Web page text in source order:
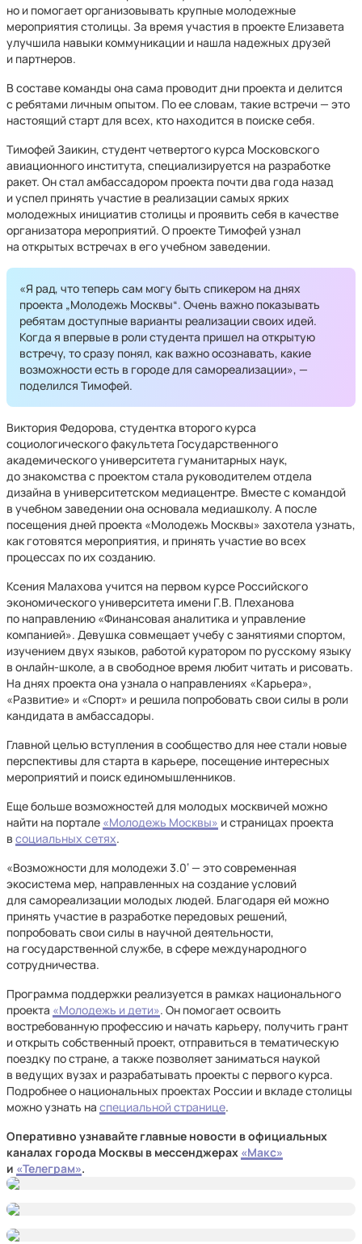
но и помогает организовывать крупные молодежные
мероприятия столицы. За время участия в проекте Елизавета
улучшила навыки коммуникации и нашла надежных друзей
и партнеров.
В составе команды она сама проводит дни проекта и делится
с ребятами личным опытом. По ее словам, такие встречи — это
настоящий старт для всех, кто находится в поиске себя.
Тимофей Заикин, студент четвертого курса Московского
авиационного института, специализируется на разработке
ракет. Он стал амбассадором проекта почти два года назад
и успел принять участие в реализации самых ярких
молодежных инициатив столицы и проявить себя в качестве
организатора мероприятий. О проекте Тимофей узнал
на открытых встречах в его учебном заведении.
«Я рад, что теперь сам могу быть спикером на днях
проекта „Молодежь Москвы“. Очень важно показывать
ребятам доступные варианты реализации своих идей.
Когда я впервые в роли студента пришел на открытую
встречу, то сразу понял, как важно осознавать, какие
возможности есть в городе для самореализации», —
поделился Тимофей.
Виктория Федорова, студентка второго курса
социологического факультета Государственного
академического университета гуманитарных наук,
до знакомства с проектом стала руководителем отдела
дизайна в университетском медиацентре. Вместе с командой
в учебном заведении она основала медиашколу. А после
посещения дней проекта «Молодежь Москвы» захотела узнать,
как готовятся мероприятия, и принять участие во всех
процессах по их созданию.
Ксения Малахова учится на первом курсе Российского
экономического университета имени Г.В. Плеханова
по направлению «Финансовая аналитика и управление
компанией». Девушка совмещает учебу с занятиями спортом,
изучением двух языков, работой куратором по русскому языку
в онлайн-школе, а в свободное время любит читать и рисовать.
На днях проекта она узнала о направлениях «Карьера»,
«Развитие» и «Спорт» и решила попробовать свои силы в роли
кандидата в амбассадоры.
Главной целью вступления в сообщество для нее стали новые
перспективы для старта в карьере, посещение интересных
мероприятий и поиск единомышленников.
Еще больше возможностей для молодых москвичей можно
найти на портале «Молодежь Москвы» и страницах проекта
в социальных сетях.
«Возможности для молодежи 3.0‘ — это современная
экосистема мер, направленных на создание условий
для самореализации молодых людей. Благодаря ей можно
принять участие в разработке передовых решений,
попробовать свои силы в научной деятельности,
на государственной службе, в сфере международного
сотрудничества.
Программа поддержки реализуется в рамках национального
проекта «Молодежь и дети». Он помогает освоить
востребованную профессию и начать карьеру, получить грант
и открыть собственный проект, отправиться в тематическую
поездку по стране, а также позволяет заниматься наукой
в ведущих вузах и разрабатывать проекты с первого курса.
Подробнее о национальных проектах России и вкладе столицы
можно узнать на специальной странице.
Оперативно узнавайте главные новости в официальных
каналах города Москвы в мессенджерах «Макс»
и «Телеграм».